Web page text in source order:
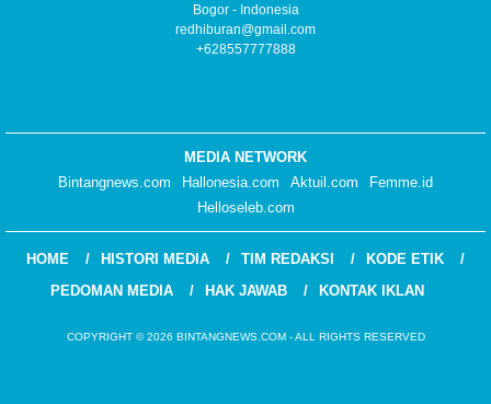
Bogor - Indonesia
redhiburan@gmail.com
+628557777888
MEDIA NETWORK
Bintangnews.com
Hallonesia.com Aktuil.com
Femme.id
Helloseleb.com
HOME HISTORI MEDIA TIM REDAKSI
KODE ETIK
PEDOMAN MEDIA
HAK JAWAB KONTAK IKLAN
COPYRIGHT © 2026 BINTANGNEWS.COM - ALL RIGHTS RESERVED